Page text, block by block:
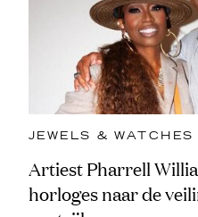
JEWELS & WATCHES
Artiest Pharrell
horloges naar de